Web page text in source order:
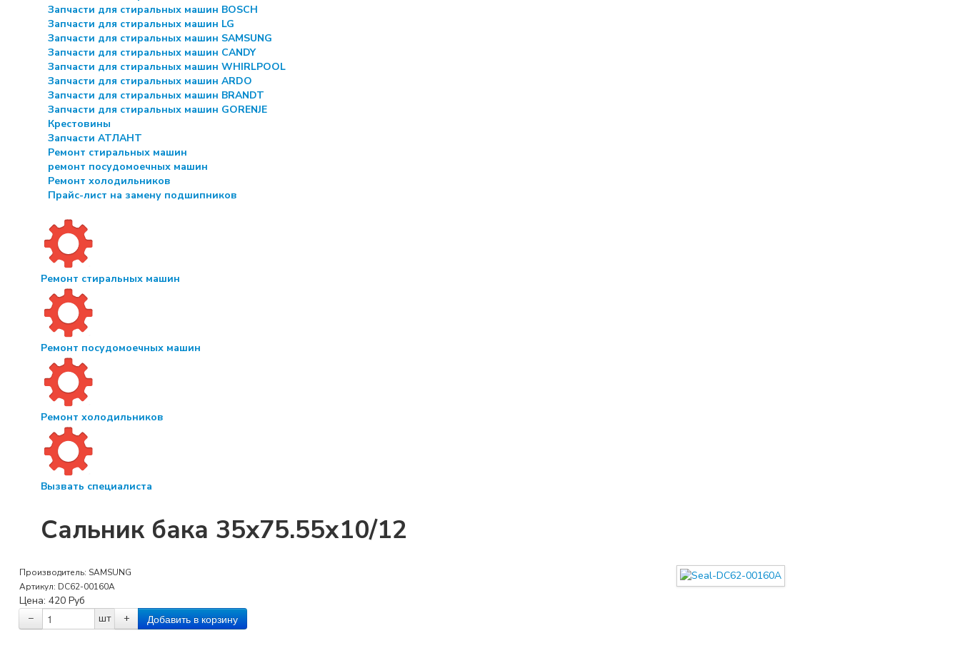
Запчасти для стиральных машин BOSCH
Запчасти для стиральных машин LG
Запчасти для стиральных машин SAMSUNG
Запчасти для стиральных машин CANDY
Запчасти для стиральных машин WHIRLPOOL
Запчасти для стиральных машин ARDO
Запчасти для стиральных машин BRANDT
Запчасти для стиральных машин GORENJE
Крестовины
Запчасти АТЛАНТ
Ремонт стиральных машин
ремонт посудомоечных машин
Ремонт холодильников
Прайс-лист на замену подшипников
Ремонт стиральных машин
Ремонт посудомоечных машин
Ремонт холодильников
Вызвать специалиста
Сальник бака 35x75.55х10/12
Производитель: SAMSUNG
Артикул: DC62-00160A
Цена: 420 Руб
−
шт +